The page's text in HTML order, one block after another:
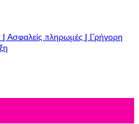
πληρωμές | Γρήγορη